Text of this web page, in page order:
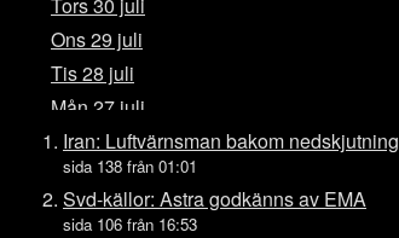
Tors 30 juli
Ons 29 juli
Tis 28 juli
Mån 27 juli
Sön 26 juli
Lör 25 juli
Fre 24 juli
Iran: Luftvärnsman bakom nedskjutning
sida 138 från 01:01
Svd-källor: Astra godkänns av EMA
sida 106 från 16:53